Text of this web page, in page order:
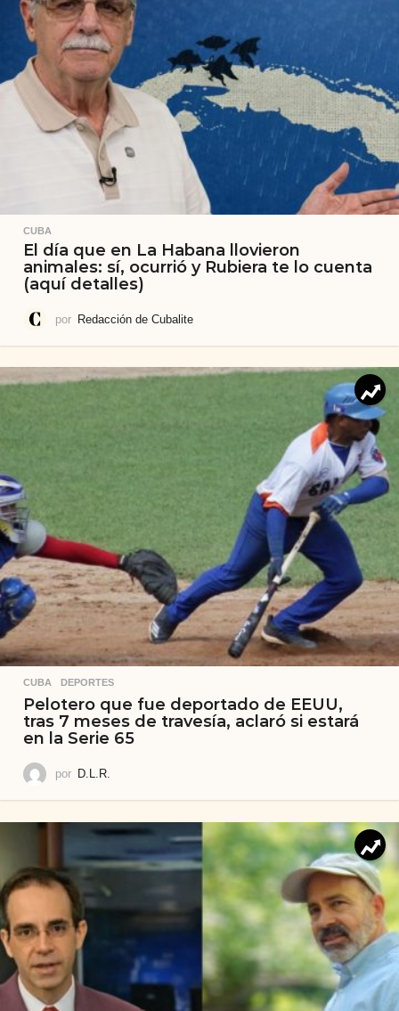
CUBA
El día que en La Habana llovieron
animales: sí, ocurrió y Rubiera te lo cuenta
(aquí detalles)
por Redacción de Cubalite
CUBA ,DEPORTES
Pelotero que fue deportado de EEUU,
tras 7 meses de travesía, aclaró si estará
en la Serie 65
por D.L.R.